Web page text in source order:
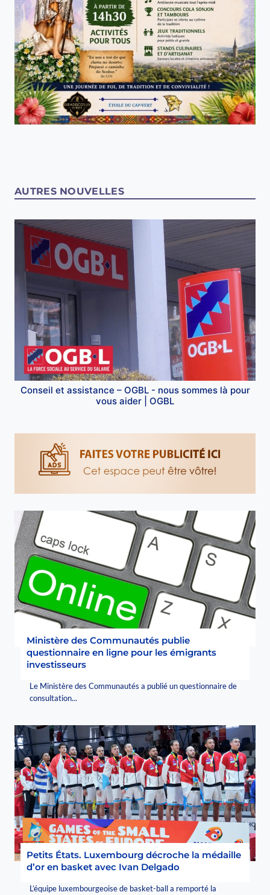
AUTRES NOUVELLES
Conseil et assistance – OGBL - nous sommes là pour
vous aider | OGBL
Ministère des Communautés publie
questionnaire en ligne pour les émigrants
investisseurs
Le Ministère des Communautés a publié un questionnaire de
consultation...
Petits États. Luxembourg décroche la médaille
d’or en basket avec Ivan Delgado
L’équipe luxembourgeoise de basket-ball a remporté la